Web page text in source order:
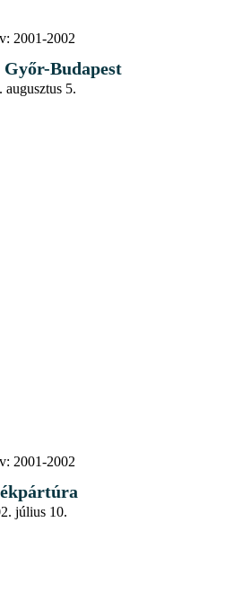
2001-2002
Budapest
augusztus 5.
2001-2002
július 10.